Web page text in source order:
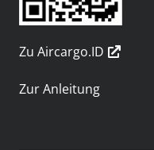
Zu Aircargo.ID
Zur Anleitung